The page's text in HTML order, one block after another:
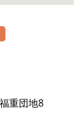
重団地8